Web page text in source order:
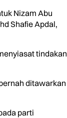
Nizam Abu
Shafie Apdal,
tindakan
ditawarkan
parti